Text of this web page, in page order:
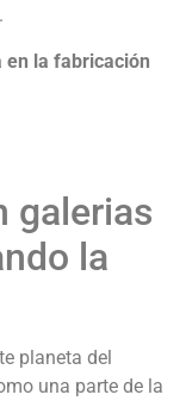
en la fabricación
galerias
la
planeta del
una parte de la